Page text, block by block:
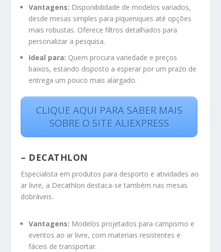
Vantagens: Disponibilidade de modelos variados,
desde mesas simples para piqueniques até opções
mais robustas. Oferece filtros detalhados para
personalizar a pesquisa.
Ideal para: Quem procura variedade e preços
baixos, estando disposto a esperar por um prazo de
entrega um pouco mais alargado.
CLIQUE AQUI PARA SABER MAIS
SOBRE O SITE ALIEXPRESS
– DECATHLON
Especialista em produtos para desporto e atividades ao
ar livre, a Decathlon destaca-se também nas mesas
dobráveis.
Vantagens: Modelos projetados para campismo e
eventos ao ar livre, com materiais resistentes e
fáceis de transportar.